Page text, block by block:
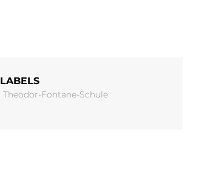
LABELS
Theodor-Fontane-Schule